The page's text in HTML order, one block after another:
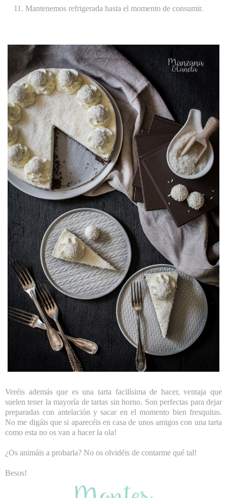
Mantenemos refrigerada hasta el momento de consumir.
Veréis además que es una tarta facilísima de hacer, ventaja que
suelen tener la mayoría de tartas sin horno. Son perfectas para dejar
preparadas con antelación y sacar en el momento bien fresquitas.
No me digáis que si aparecéis en casa de unos amigos con una tarta
como esta no os van a hacer la ola!
¿Os animáis a probarla? No os olvidéis de contarme qué tal!
Besos!